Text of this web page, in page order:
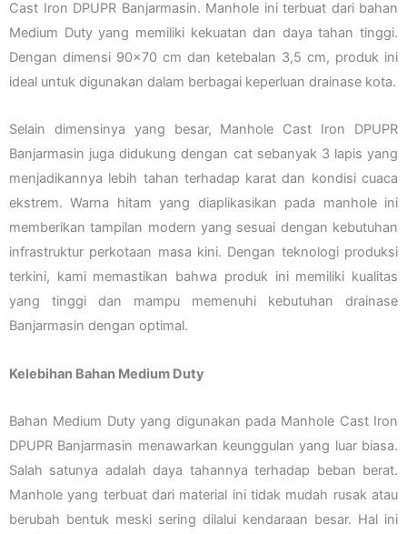
Cast Iron DPUPR Banjarmasin. Manhole ini terbuat dari bahan
Medium Duty yang memiliki kekuatan dan daya tahan tinggi.
Dengan dimensi 90×70 cm dan ketebalan 3,5 cm, produk ini
ideal untuk digunakan dalam berbagai keperluan drainase kota.
Selain dimensinya yang besar, Manhole Cast Iron DPUPR
Banjarmasin juga didukung dengan cat sebanyak 3 lapis yang
menjadikannya lebih tahan terhadap karat dan kondisi cuaca
ekstrem. Warna hitam yang diaplikasikan pada manhole ini
memberikan tampilan modern yang sesuai dengan kebutuhan
infrastruktur perkotaan masa kini. Dengan teknologi produksi
terkini, kami memastikan bahwa produk ini memiliki kualitas
yang tinggi dan mampu memenuhi kebutuhan drainase
Banjarmasin dengan optimal.
Kelebihan Bahan Medium Duty
Bahan Medium Duty yang digunakan pada Manhole Cast Iron
DPUPR Banjarmasin menawarkan keunggulan yang luar biasa.
Salah satunya adalah daya tahannya terhadap beban berat.
Manhole yang terbuat dari material ini tidak mudah rusak atau
berubah bentuk meski sering dilalui kendaraan besar. Hal ini